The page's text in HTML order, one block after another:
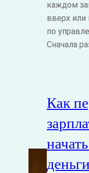
каждом
вверх или
по
Сначала
Как
деньги